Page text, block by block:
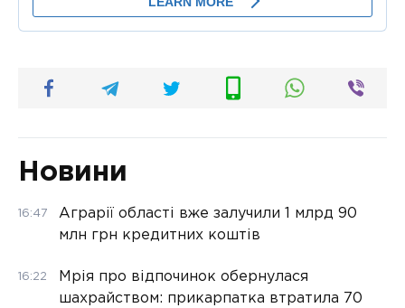
Новини
16:47
Аграрії області вже залучили 1 млрд 90
млн грн кредитних коштів
16:22
Мрія про відпочинок обернулася
шахрайством: прикарпатка втратила 70